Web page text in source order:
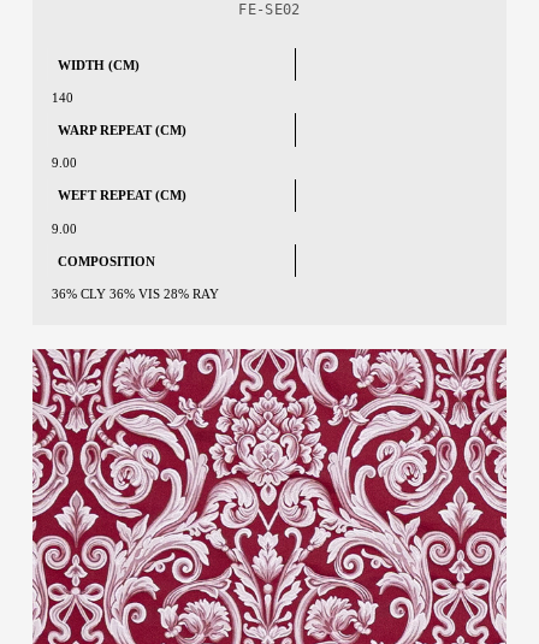
FE-SE02
WIDTH (CM)
140
WARP REPEAT (CM)
9.00
WEFT REPEAT (CM)
9.00
COMPOSITION
36% CLY 36% VIS 28% RAY